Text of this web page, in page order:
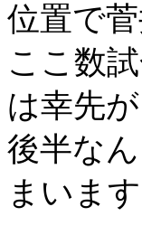
位置で
ここ数
は幸先
後半な
まいます